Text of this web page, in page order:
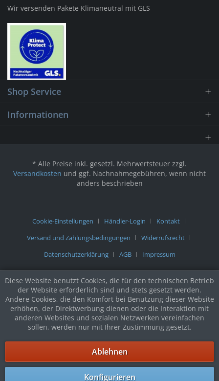
Wir versenden Pakete Klimaneutral mit GLS
Shop Service
Informationen
* Alle Preise inkl. gesetzl. Mehrwertsteuer zzgl.
Versandkosten und ggf. Nachnahmegebühren, wenn nicht
anders beschrieben
Cookie-Einstellungen Händler-Login
Kontakt
Versand und Zahlungsbedingungen
Widerrufsrecht
Datenschutzerklärung
AGB Impressum
Diese Website benutzt Cookies, die für den technischen Betrieb
der Website erforderlich sind und stets gesetzt werden.
Andere Cookies, die den Komfort bei Benutzung dieser Website
erhöhen, der Direktwerbung dienen oder die Interaktion mit
anderen Websites und sozialen Netzwerken vereinfachen
sollen, werden nur mit Ihrer Zustimmung gesetzt.
Ablehnen
Konfigurieren